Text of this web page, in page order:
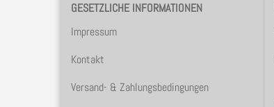
GESETZLICHE INFORMATIONEN
Impressum
Kontakt
Versand- & Zahlungsbedingungen